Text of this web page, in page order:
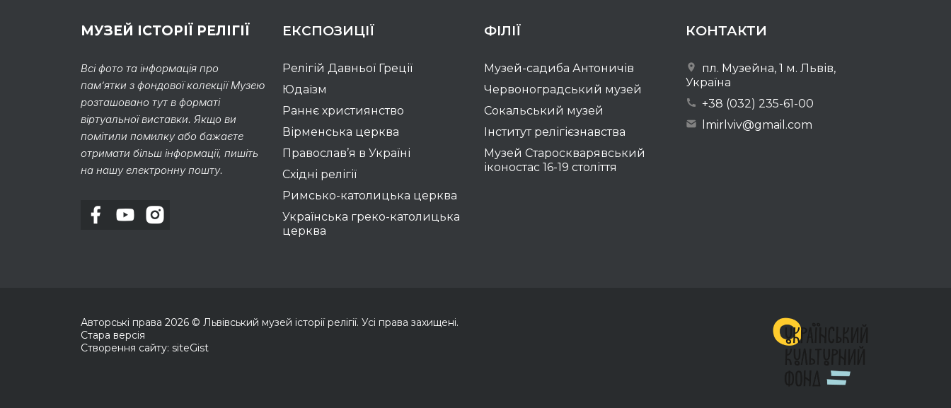
МУЗЕЙ ІСТОРІЇ РЕЛІГІЇ
Всі фото та інформація про
пам’ятки з фондової колекції Музею
розташовано тут в форматі
віртуальної виставки. Якщо ви
помітили помилку або бажаєте
отримати більш інформації, пишіть
на нашу електронну пошту.
ЕКСПОЗИЦІЇ
Релігій Давньої Греції
Юдаїзм
Раннє християнство
Вірменська церква
Православ’я в Україні
Східні релігії
Римсько-католицька церква
Українська греко-католицька
церква
ФІЛІЇ
Музей-садиба Антоничів
Червоноградський музей
Сокальський музей
Інститут релігієзнавства
Музей Староскварявський
іконостас 16-19 cтоліття
КОНТАКТИ
пл. Музейна, 1 м. Львів,
Україна
+38 (032) 235-61-00
lmirlviv@gmail.com
Авторські права 2026 © Львівський музей історії релігії. Усі права захищені.
Стара версія
Створення сайту: siteGist